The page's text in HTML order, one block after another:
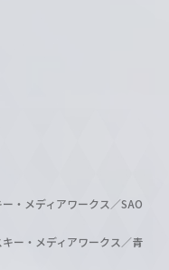
・メディアワークス／SAO
ー・メディアワークス／青